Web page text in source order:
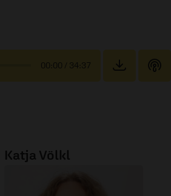
00:00 / 34:37
Katja Völkl